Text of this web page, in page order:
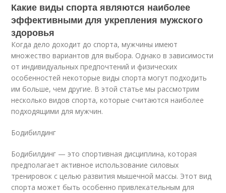
Какие виды спорта являются наиболее
эффективными для укрепления мужского
здоровья
Когда дело доходит до спорта, мужчины имеют
множество вариантов для выбора. Однако в зависимости
от индивидуальных предпочтений и физических
особенностей некоторые виды спорта могут подходить
им больше, чем другие. В этой статье мы рассмотрим
несколько видов спорта, которые считаются наиболее
подходящими для мужчин.
Бодибилдинг
Бодибилдинг — это спортивная дисциплина, которая
предполагает активное использование силовых
тренировок с целью развития мышечной массы. Этот вид
спорта может быть особенно привлекательным для